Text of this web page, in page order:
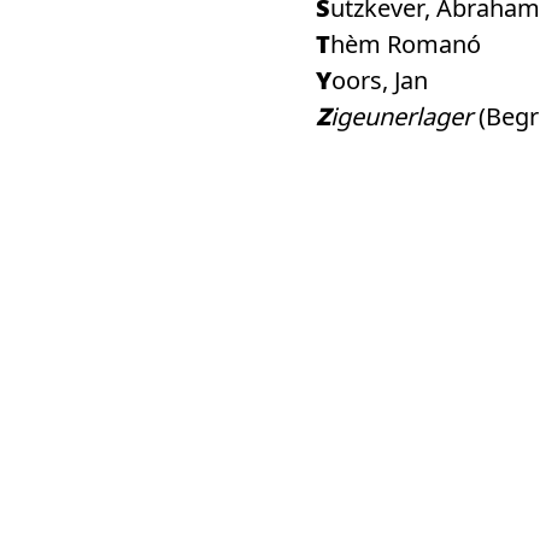
Sutzkever, Abraham
Thèm Romanó
Yoors, Jan
Zigeunerlager